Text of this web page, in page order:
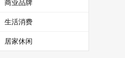
商业品牌
生活消费
居家休闲